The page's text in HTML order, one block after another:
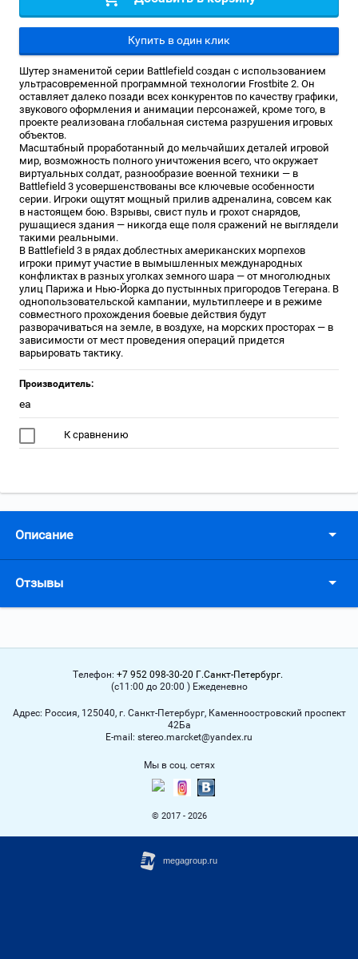
Купить в один клик
Шутер знаменитой серии Battlefield создан с использованием
ультрасовременной программной технологии Frostbite 2. Он
оставляет далеко позади всех конкурентов по качеству графики,
звукового оформления и анимации персонажей, кроме того, в
проекте реализована глобальная система разрушения игровых
объектов.
Масштабный проработанный до мельчайших деталей игровой
мир, возможность полного уничтожения всего, что окружает
виртуальных солдат, разнообразие военной техники — в
Battlefield 3 усовершенствованы все ключевые особенности
серии. Игроки ощутят мощный прилив адреналина, совсем как
в настоящем бою. Взрывы, свист пуль и грохот снарядов,
рушащиеся здания — никогда еще поля сражений не выглядели
такими реальными.
В Battlefield 3 в рядах доблестных американских морпехов
игроки примут участие в вымышленных международных
конфликтах в разных уголках земного шара — от многолюдных
улиц Парижа и Нью-Йорка до пустынных пригородов Тегерана. В
однопользовательской кампании, мультиплеере и в режиме
совместного прохождения боевые действия будут
разворачиваться на земле, в воздухе, на морских просторах — в
зависимости от мест проведения операций придется
варьировать тактику.
Производитель:
ea
К сравнению
Описание
Отзывы
Телефон: +7 952 098-30-20 Г.Санкт-Петербург.
(с11:00 до 20:00 ) Ежеденевно
Адрес: Россия, 125040, г. Санкт-Петербург, Каменноостровский проспект
42Ба
Е-mail: stereo.marcket@yandex.ru
Мы в соц. сетях
© 2017 - 2026